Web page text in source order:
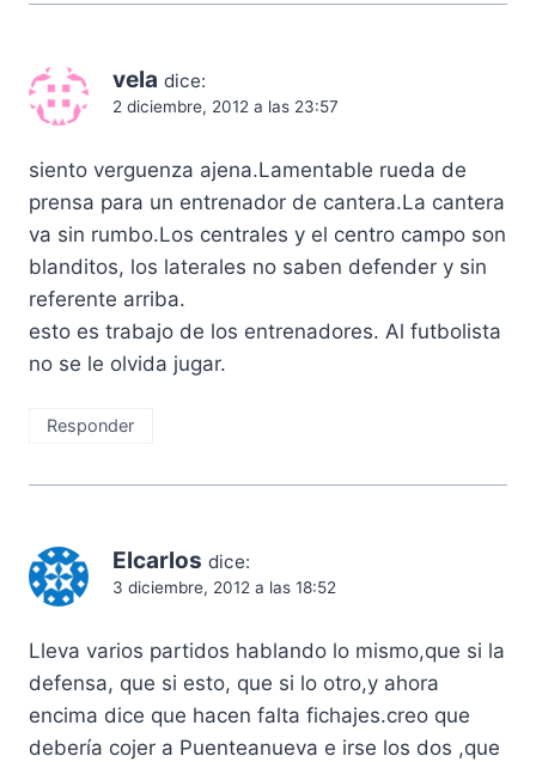
vela dice:
2 diciembre, 2012 a las 23:57
siento verguenza ajena.Lamentable rueda de
prensa para un entrenador de cantera.La cantera
va sin rumbo.Los centrales y el centro campo son
blanditos, los laterales no saben defender y sin
referente arriba.
esto es trabajo de los entrenadores. Al futbolista
no se le olvida jugar.
Responder
Elcarlos dice:
3 diciembre, 2012 a las 18:52
Lleva varios partidos hablando lo mismo,que si la
defensa, que si esto, que si lo otro,y ahora
encima dice que hacen falta fichajes.creo que
debería cojer a Puenteanueva e irse los dos ,que